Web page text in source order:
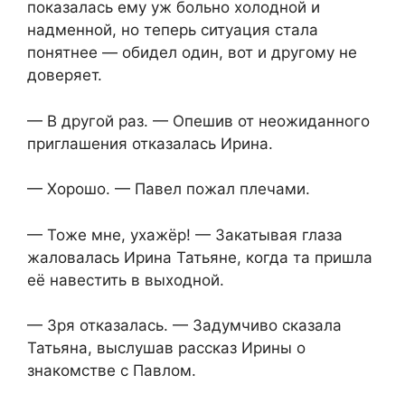
показалась ему уж больно холодной и
надменной, но теперь ситуация стала
понятнее — обидел один, вот и другому не
доверяет.
— В другой раз. — Опешив от неожиданного
приглашения отказалась Ирина.
— Хорошо. — Павел пожал плечами.
— Тоже мне, ухажёр! — Закатывая глаза
жаловалась Ирина Татьяне, когда та пришла
её навестить в выходной.
— Зря отказалась. — Задумчиво сказала
Татьяна, выслушав рассказ Ирины о
знакомстве с Павлом.